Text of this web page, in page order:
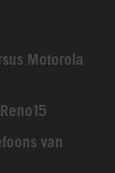
Motorola
van